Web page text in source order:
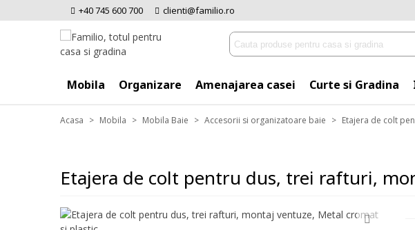
+40 745 600 700 clienti@familio.ro
Mobila Organizare Amenajarea casei Curte si Gradina
Acasa > Mobila > Mobila Baie > Accesorii si organizatoare baie > Etajera de colt
Etajera de colt pentru dus, trei rafturi,